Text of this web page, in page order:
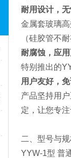
耐用设计，
金属套玻璃
（硅胶管不
耐腐蚀，应
特别推出的
用户友好，
产品坚持用
定，让您专
二、型号与
YYW-1型 普